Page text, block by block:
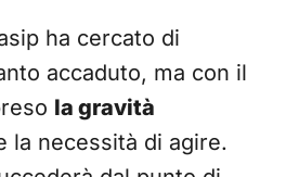
ha cercato di
accaduto, ma con il
la gravità
la necessità di agire.